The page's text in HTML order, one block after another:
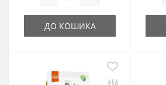
ДО КОШИКА